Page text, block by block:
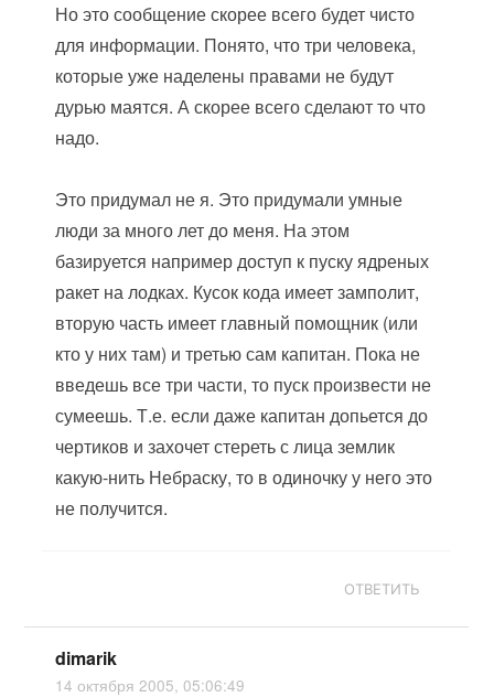
Но это сообщение скорее всего будет чисто
для информации. Понято, что три человека,
которые уже наделены правами не будут
дурью маятся. А скорее всего сделают то что
надо.
Это придумал не я. Это придумали умные
люди за много лет до меня. На этом
базируется например доступ к пуску ядреных
ракет на лодках. Кусок кода имеет замполит,
вторую часть имеет главный помощник (или
кто у них там) и третью сам капитан. Пока не
введешь все три части, то пуск произвести не
сумеешь. Т.е. если даже капитан допьется до
чертиков и захочет стереть с лица землик
какую-нить Небраску, то в одиночку у него это
не получится.
ОТВЕТИТЬ
dimarik
14 октября 2005, 05:06:49